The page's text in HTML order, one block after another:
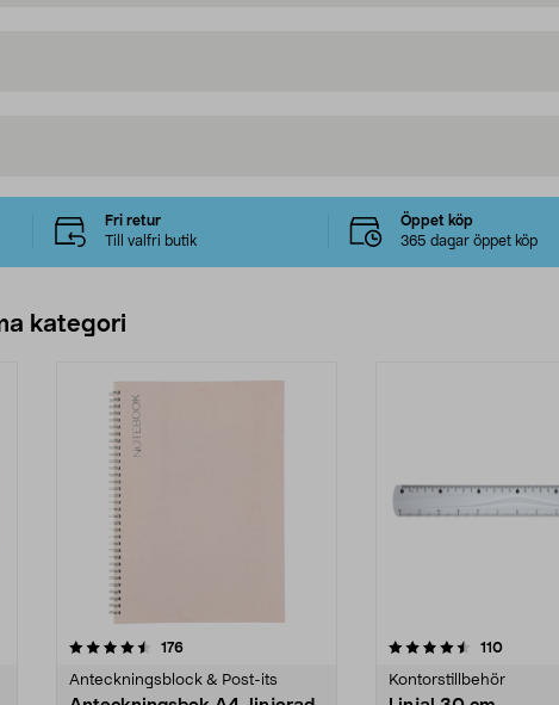
Fri retur
Till valfri butik
Öppet köp
365 dagar öppet köp
kategori
176recensioner
Anteckningsblock & Post-its
4.5 av 5 stjärnor 110
Kontorstillbehör
4.0 av 5